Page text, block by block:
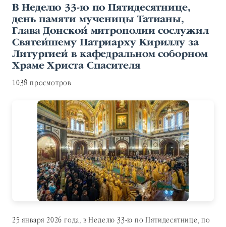
В Неделю 33-ю по Пятидесятнице,
день памяти мученицы Татианы,
Глава Донской митрополии сослужил
Святейшему Патриарху Кириллу за
Литургией в кафедральном соборном
Храме Христа Спасителя
1038 просмотров
25 января 2026 года, в Неделю 33-ю по Пятидесятнице, по